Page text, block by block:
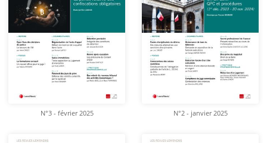
N°3 - février 2025 N°2 - janvier 2025